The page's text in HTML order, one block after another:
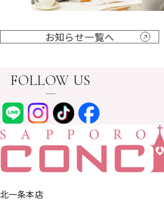
お知らせ一覧へ
FOLLOW US
北⼀条本店